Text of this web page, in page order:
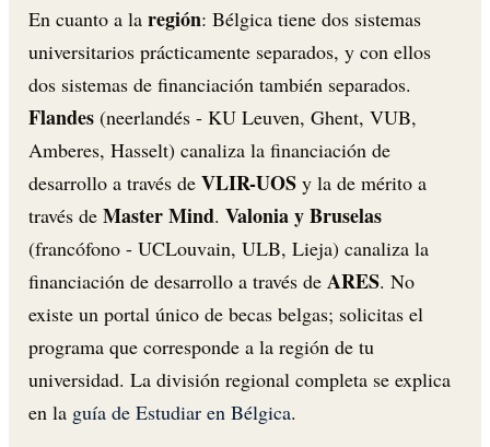
En cuanto a la región: Bélgica tiene dos sistemas
universitarios prácticamente separados, y con ellos
dos sistemas de financiación también separados.
Flandes (neerlandés - KU Leuven, Ghent, VUB,
Amberes, Hasselt) canaliza la financiación de
desarrollo a través de VLIR-UOS y la de mérito a
través de Master Mind. Valonia y Bruselas
(francófono - UCLouvain, ULB, Lieja) canaliza la
financiación de desarrollo a través de ARES. No
existe un portal único de becas belgas; solicitas el
programa que corresponde a la región de tu
universidad. La división regional completa se explica
en la guía de Estudiar en Bélgica.